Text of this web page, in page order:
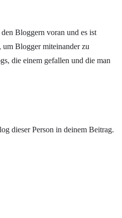
Bloggern voran und es ist
um Blogger miteinander zu
die einem gefallen und die man
dieser Person in deinem Beitrag.